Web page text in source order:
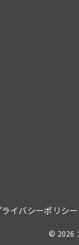
ライバシーポリシー
© 2026